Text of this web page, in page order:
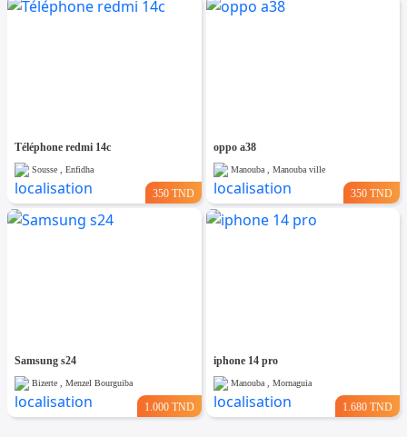
Téléphone redmi 14c
Sousse , Enfidha
350 TND
oppo a38
Manouba , Manouba ville
350 TND
Samsung s24
Bizerte , Menzel Bourguiba
1.000 TND
iphone 14 pro
Manouba , Mornaguia
1.680 TND